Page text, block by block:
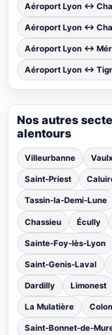
Aéroport Lyon ↔
Aéroport Lyon ↔
Aéroport Lyon ↔
Aéroport Lyon ↔
Nos autres
alentours
Villeurbanne
Saint-Priest
Tassin-la-Demi-Lune
Chassieu Écully
Sainte-Foy-lès-Lyon
Saint-Genis-Laval
Dardilly Limonest
La Mulatière
Saint-Bonnet-de-